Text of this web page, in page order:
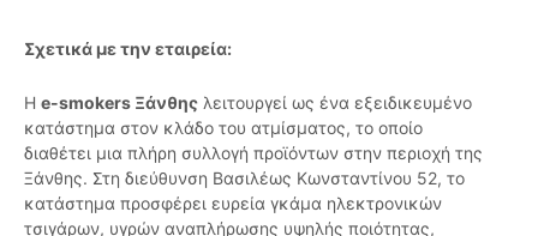
Σχετικά με την εταιρεία:
Η e-smokers Ξάνθης λειτουργεί ως ένα εξειδικευμένο
κατάστημα στον κλάδο του ατμίσματος, το οποίο
διαθέτει μια πλήρη συλλογή προϊόντων στην περιοχή της
Ξάνθης. Στη διεύθυνση Βασιλέως Κωνσταντίνου 52, το
κατάστημα προσφέρει ευρεία γκάμα ηλεκτρονικών
τσιγάρων, υγρών αναπλήρωσης υψηλής ποιότητας,